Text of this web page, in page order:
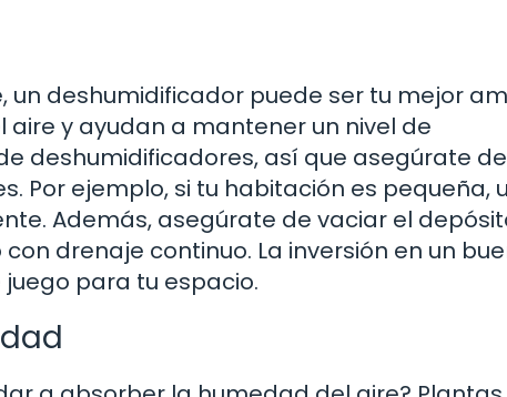
deshumidificador puede ser tu mejor
y ayudan a mantener un nivel de
deshumidificadores, así que asegúrate de
Por ejemplo, si tu habitación es pequeña,
Además, asegúrate de vaciar el
drenaje continuo. La inversión en un
para tu espacio.